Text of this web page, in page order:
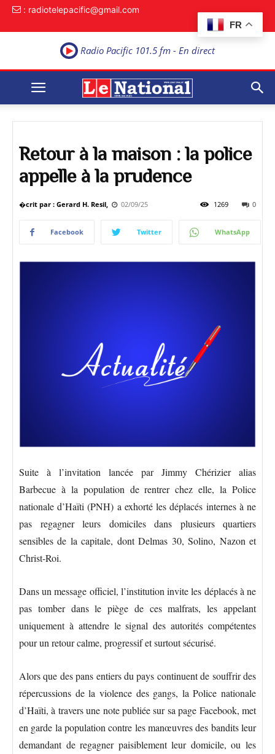
FR
: radiotelepacific@gmail.com
Radio Pacific 101.5 fm - En direct
Retour à la maison : la police
appelle à la prudence
�crit par : Gerard H. Resil, 02/09/25 0
1269
Facebook Twitter WhatsApp
Suite à l’invitation lancée par Jimmy Chérizier alias
Barbecue à la population de rentrer chez elle, la Police
nationale d’Haïti (PNH) a exhorté les déplacés internes à ne
pas regagner leurs domiciles dans plusieurs quartiers
sensibles de la capitale, dont Delmas 30, Solino, Nazon et
Christ-Roi.
Dans un message officiel, l’institution invite les déplacés à ne
pas tomber dans le piège de ces malfrats, les appelant
uniquement à attendre le signal des autorités compétentes
pour un retour calme, progressif et surtout sécurisé.
Alors que des pans entiers du pays continuent de souffrir des
répercussions de la violence des gangs, la Police nationale
d’Haïti, à travers une note publiée sur sa page Facebook, met
en garde la population contre les manœuvres des bandits leur
demandant de regagner paisiblement leur domicile, ou les